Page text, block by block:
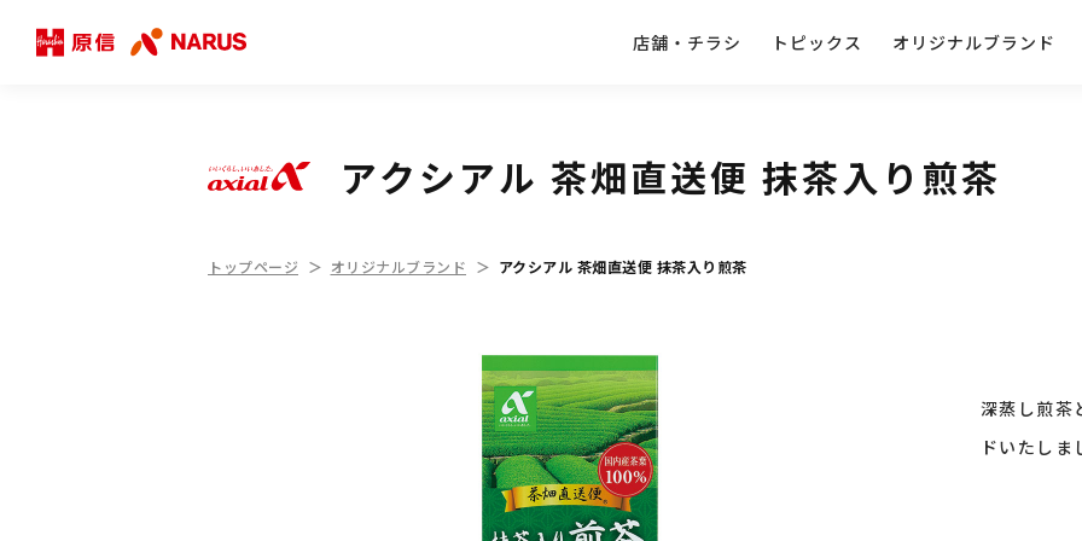
店舗・チラシ トピックス オリジナルブランド
アクシアル 茶畑直送便 抹茶入り煎茶
トップページ オリジナルブランド アクシアル 茶畑直送便 抹茶入り煎茶
深蒸し煎茶
ドいたし